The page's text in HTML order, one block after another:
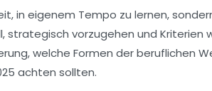
in eigenem Tempo zu lernen,
strategisch vorzugehen und
welche Formen der
achten sollten.